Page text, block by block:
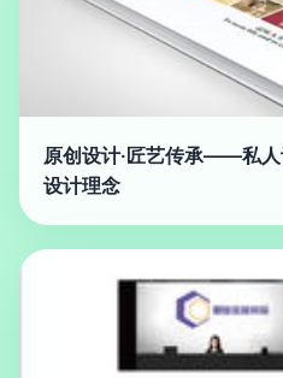
原创设计·匠艺传承——私
设计理念